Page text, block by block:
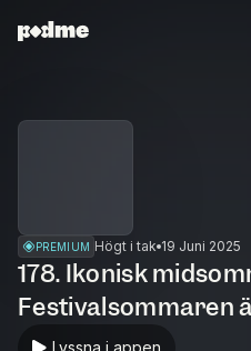
PREMIUM Högt i tak 19 Juni 2025
178. Ikonisk
Festivalsommaren
Lyssna i appen